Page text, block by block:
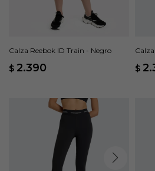
Calza Reebok ID Train - Negro
$ 2.390 $